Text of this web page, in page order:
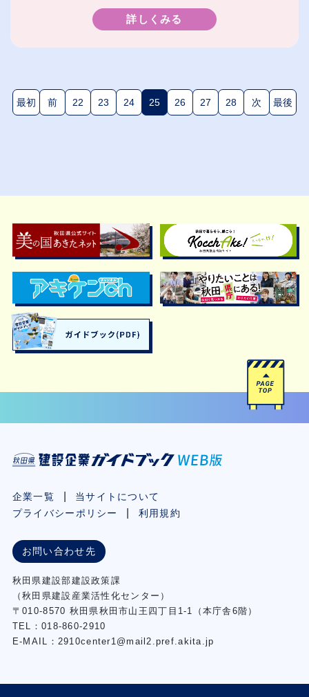
詳しくみる
最初 前 22 23 24 25(現在のページ)
26 27 28 次 最後
企業一覧
当サイトについて
プライバシーポリシー
利用規約
お問い合わせ先
秋⽥県建設部建設政策課
（秋⽥県建設産業活性化センター）
〒010-8570 秋田県秋田市⼭王四丁⽬1-1（本庁舎6階）
TEL：018-860-2910
E-MAIL：2910center1@mail2.pref.akita.jp